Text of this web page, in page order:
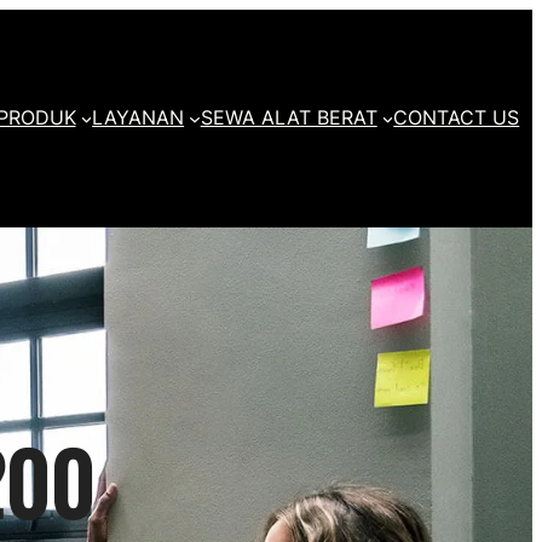
LAYANAN SEWA ALAT BERAT CONTACT US